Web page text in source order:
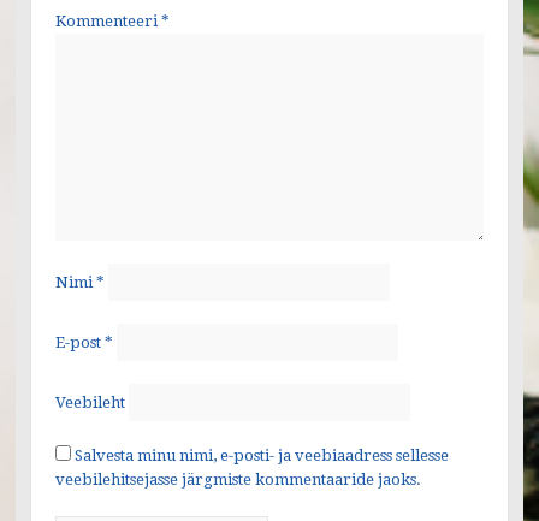
Kommenteeri*
Nimi *
E-post *
Veebileht
Salvesta minu nimi, e-posti- ja veebiaadress sellesse
veebilehitsejasse järgmiste kommentaaride jaoks.